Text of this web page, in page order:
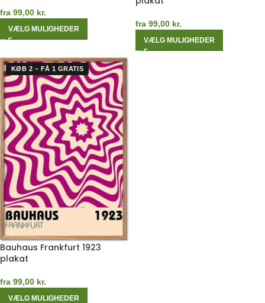
fra 99,00 kr.
VÆLG MULIGHEDER
fra 99,00 kr.
VÆLG MULIGHEDER
KØB 2 – FÅ 1 GRATIS
Bauhaus Frankfurt 1923
plakat
fra 99,00 kr.
VÆLG MULIGHEDER